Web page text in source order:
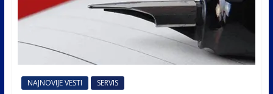
NAJNOVIJE VESTI SERVIS